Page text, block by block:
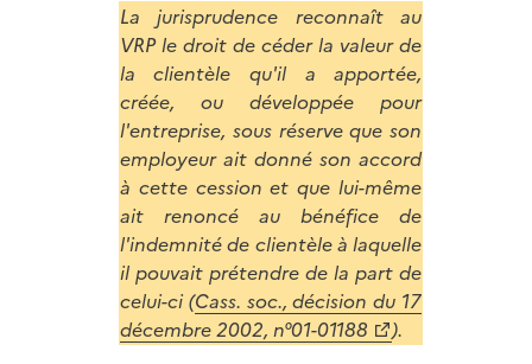
La jurisprudence reconnaît au
VRP le droit de céder la valeur de
la clientèle qu'il a apportée,
créée, ou développée pour
l'entreprise, sous réserve que son
employeur ait donné son accord
à cette cession et que lui-même
ait renoncé au bénéfice de
l'indemnité de clientèle à laquelle
il pouvait prétendre de la part de
celui-ci (Cass. soc., décision du 17
décembre 2002, n°01-01188
).